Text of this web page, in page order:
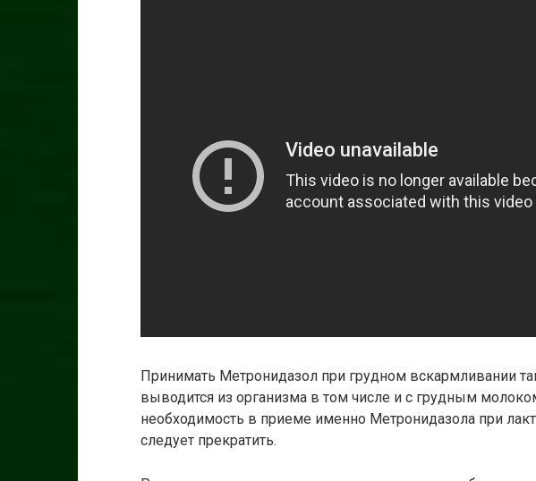
Принимать Метронидазол при грудном вскармливании
выводится из организма в том числе и с грудным
необходимость в приеме именно Метронидазола при
следует прекратить.